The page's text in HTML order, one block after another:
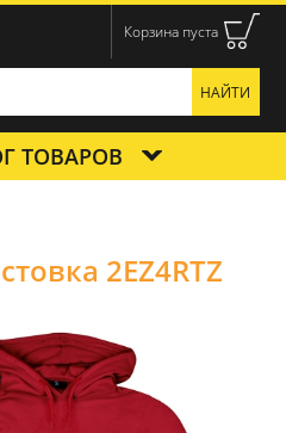
Корзина пуста
ТОВАРОВ
2EZ4RTZ